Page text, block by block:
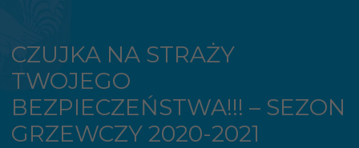
CZUJKA NA STRAŻY
TWOJEGO
BEZPIECZEŃSTWA!!! – SEZON
GRZEWCZY 2020-2021